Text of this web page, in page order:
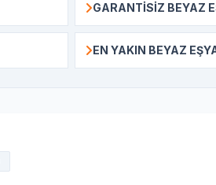
GARANTISIZ BEYAZ
EN YAKIN BEYAZ